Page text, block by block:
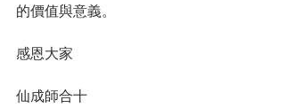
的價值與意義。
感恩大家
仙成師合十